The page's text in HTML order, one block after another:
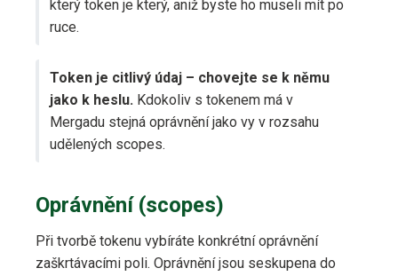
který token je který, aniž byste ho museli mít po
ruce.
Token je citlivý údaj – chovejte se k němu
jako k heslu. Kdokoliv s tokenem má v
Mergadu stejná oprávnění jako vy v rozsahu
udělených scopes.
Oprávnění (scopes)
Při tvorbě tokenu vybíráte konkrétní oprávnění
zaškrtávacími poli. Oprávnění jsou seskupena do